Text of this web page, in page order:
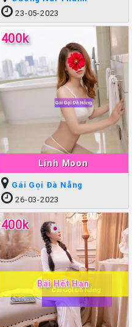
23-05-2023
Linh Moon
400k
Gái Gọi Đà Nẵng
26-03-2023
400k
Bài Hết Hạn